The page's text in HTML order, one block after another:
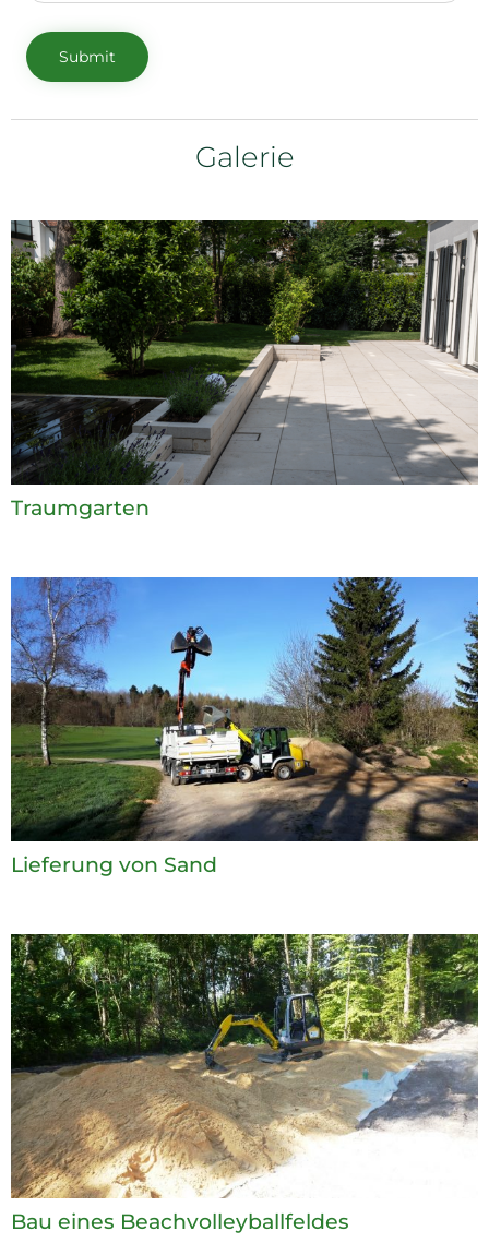
Galerie
Traumgarten
Lieferung von Sand
Bau eines Beachvolleyballfeldes